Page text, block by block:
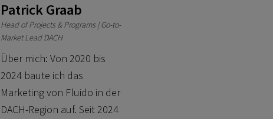
Patrick Graab
Head of Projects & Programs | Go-to-
Market Lead DACH
Über mich: Von 2020 bis
2024 baute ich das
Marketing von Fluido in der
DACH-Region auf. Seit 2024